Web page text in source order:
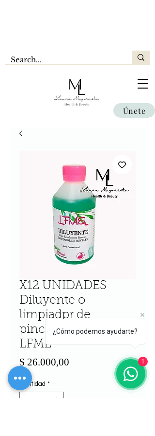
Únete
X12 UNIDADES
Diluyente o
limpiadpr de
pinceles 250ml
LFME
$ 26.000,00
Cantidad *
¿Cómo podemos ayudarte?
1